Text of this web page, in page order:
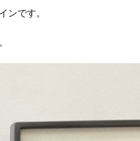
ンです。